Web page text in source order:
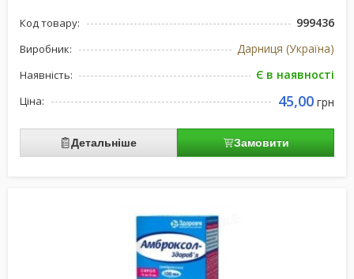
Код товару: 999436
Виробник: Дарниця (Україна)
Наявність: Є в наявності
Ціна: 45,00 грн
Детальніше Замовити